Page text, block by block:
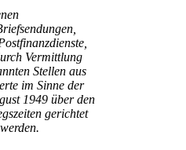
Vermittlung
Stellen aus
im Sinne der
1949 über den
gerichtet